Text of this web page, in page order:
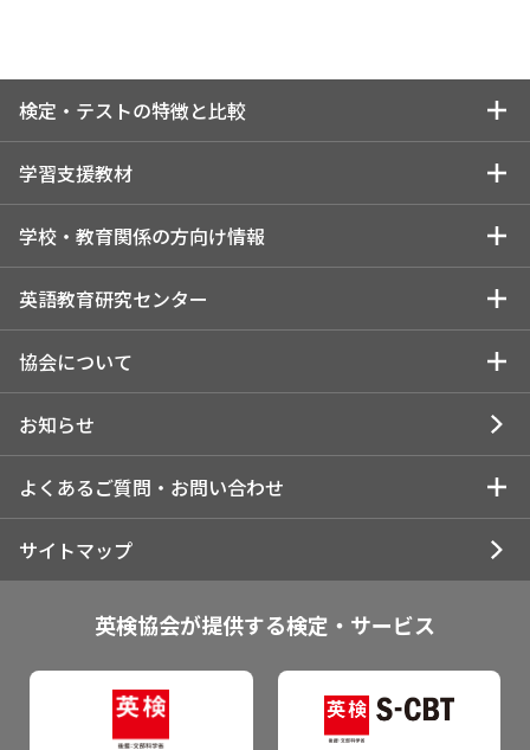
検定・テストの特徴と比較
検定・テストの特徴と比較トップ
特長を一覧で比較する
英検
英検S-CBT
英検IBA
英検Jr.
英検ESG
CEST Business
学習支援教材
学習支援教材トップ
学習支援教材のご紹介
通信講座
Strong Essay Writing
英検バーチャル二次試験
リスニング教材（学校用）
英検Can-doリスト
学校・教育関係の方向け情報
学校・教育関係の方向け情報
教員研修・セミナー情報
検定料 助成制度
英検Can-doリスト
団体ポータル
導入機関へのインタビュー
英語教育研究センター
英語教育研究センタートップ
英検 研究助成制度概要
英検 研究助成制度報告書
報告書作成お役立ちページ
英語教育に関する調査
協会について
協会についてトップ
検定・テスト受験状況/導入実績
英検：受験の状況
お知らせ
よくあるご質問・お問い合わせ
よくあるご質問
サイトマップ
英検協会が提供する検定・サービス